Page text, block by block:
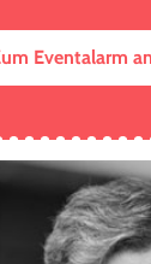
Eventalarm